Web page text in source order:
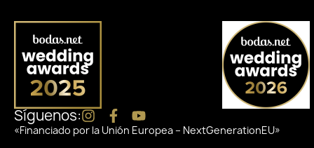
Síguenos:
«Financiado por la Unión Europea – NextGenerationEU»